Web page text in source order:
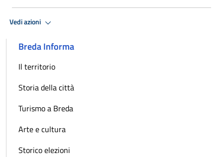
Vedi azioni
Breda Informa
Il territorio
Storia della città
Turismo a Breda
Arte e cultura
Storico elezioni